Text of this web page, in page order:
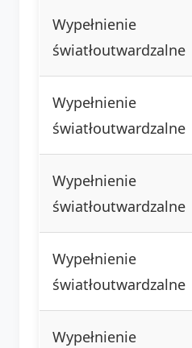
Wypełnienie
światłoutwardzalne
Wypełnienie
światłoutwardzalne
Wypełnienie
światłoutwardzalne
Wypełnienie
światłoutwardzalne
Wypełnienie